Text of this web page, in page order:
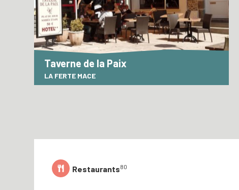
Taverne de la Paix
LA FERTE MACE
Restaurants80